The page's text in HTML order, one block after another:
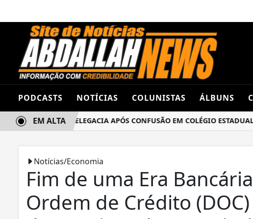
PODCASTS NOTÍCIAS COLUNISTAS ÁLBUNS
TERMINA NA DELEGACIA APÓS CONFUSÃO EM COLÉGIO ESTADUAL
EM ALTA
Notícias/Economia
Fim de uma Era
Ordem de Crédito